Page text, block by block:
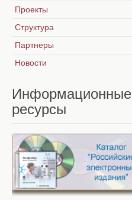
Проекты
Структура
Партнеры
Новости
Информационные
ресурсы